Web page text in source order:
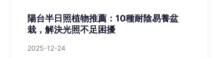
陽台半日照植物推薦：10種耐陰易養盆
栽，解決光照不足困擾
2025-12-24